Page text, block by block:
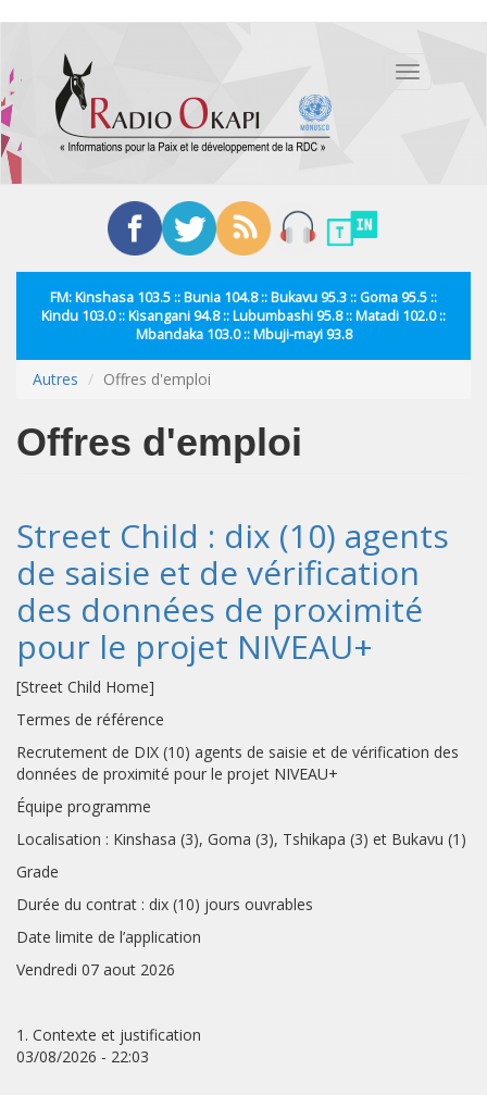
contenu
principal
Toggle
FM: Kinshasa 103.5 :: Bunia 104.8 :: Bukavu 95.3 :: Goma 95.5 ::
Kindu 103.0 :: Kisangani 94.8 :: Lubumbashi 95.8 :: Matadi 102.0 ::
Mbandaka 103.0 :: Mbuji-mayi 93.8
Autres Offres d'emploi
Offres d'emploi
Street Child : dix (10) agents
de saisie et de vérification
des données de proximité
pour le projet NIVEAU+
[Street Child Home]
Termes de référence
Recrutement de DIX (10) agents de saisie et de vérification des
données de proximité pour le projet NIVEAU+
Équipe programme
Localisation : Kinshasa (3), Goma (3), Tshikapa (3) et Bukavu (1)
Grade
Durée du contrat : dix (10) jours ouvrables
Date limite de l’application
Vendredi 07 aout 2026
1. Contexte et justification
03/08/2026 - 22:03